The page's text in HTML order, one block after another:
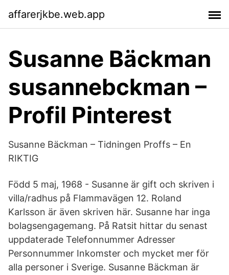
affarerjkbe.web.app
Susanne Bäckman
susannebckman –
Profil Pinterest
Susanne Bäckman – Tidningen Proffs – En
RIKTIG
Född 5 maj, 1968 - Susanne är gift och skriven i
villa/radhus på Flammavägen 12. Roland
Karlsson är även skriven här. Susanne har inga
bolagsengagemang. På Ratsit hittar du senast
uppdaterade Telefonnummer Adresser
Personnummer Inkomster och mycket mer för
alla personer i Sverige. Susanne Bäckman är